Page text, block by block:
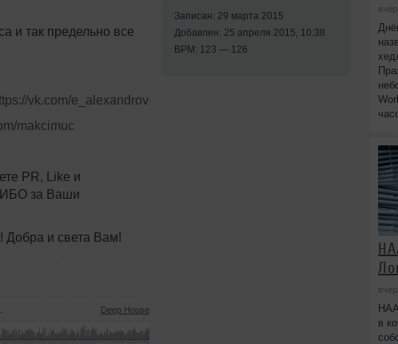
и так предельно все
vk.com/e_alexandrov
makcimuc
PR, Like и
за Ваши
и света Вам!
Deep House
Записан: 29 марта 2015
Добавлен: 25 апреля 2015, 10:38
BPM: 123 — 126
в